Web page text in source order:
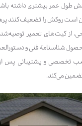
طول عمر بیشتری داشته باشد.
است روکش را تضعیف کنند
از کیت‌های تعمیر توصیه‌شدهٔ
شناسنامهٔ فنی و
تخصصی و پشتیبانی پس
می‌کند.